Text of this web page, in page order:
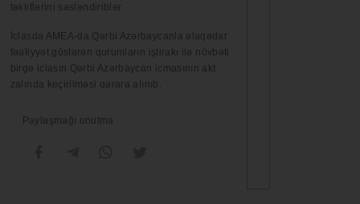
təkliflərini səsləndiriblər.
İclasda AMEA-da Qərbi Azərbaycanla əlaqədar
fəaliyyət göstərən qurumların iştirakı ilə növbəti
birgə iclasın Qərbi Azərbaycan icmasının akt
zalında keçirilməsi qərara alınıb.
Paylaşmağı unutma